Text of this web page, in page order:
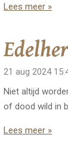
Lees meer »
21 aug 2024
Niet altijd
of dood wild in
Lees meer »